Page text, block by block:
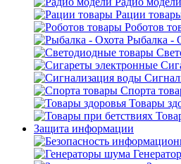
Рации
Роботов
Рыбалка -
Спорта
Товары
Защита информации